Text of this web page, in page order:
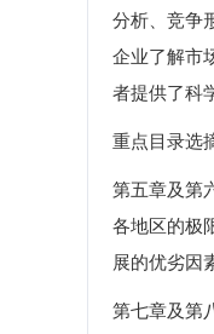
分析、竞争
企业了解市
者提供了科
重点目录选
第五章及第
各地区的极
展的优劣因
第七章及第